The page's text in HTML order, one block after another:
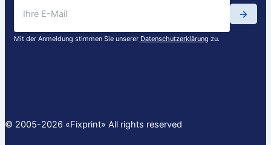
→
Mit der Anmeldung stimmen Sie unserer Datenschutzerklärung zu.
© 2005-2026 «Fixprint» All rights reserved